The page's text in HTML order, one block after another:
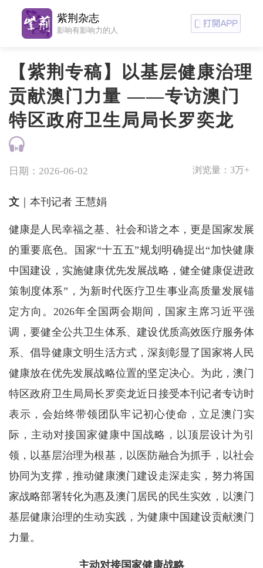
【紫荆专稿】以基层健康治理
贡献澳门力量 ——专访澳门
特区政府卫生局局长罗奕龙
日期：2026-06-02 浏览量： 3万+
文｜本刊记者 王慧娟
健康是人民幸福之基、社会和谐之本，更是国家发展
的重要底色。国家“十五五”规划明确提出“加快健康
中国建设，实施健康优先发展战略，健全健康促进政
策制度体系”，为新时代医疗卫生事业高质量发展锚
定方向。2026年全国两会期间，国家主席习近平强
调，要健全公共卫生体系、建设优质高效医疗服务体
系、倡导健康文明生活方式，深刻彰显了国家将人民
健康放在优先发展战略位置的坚定决心。为此，澳门
特区政府卫生局局长罗奕龙近日接受本刊记者专访时
表示，会始终带领团队牢记初心使命，立足澳门实
际，主动对接国家健康中国战略，以顶层设计为引
领，以基层治理为根基，以医防融合为抓手，以社会
协同为支撑，推动健康澳门建设走深走实，努力将国
家战略部署转化为惠及澳门居民的民生实效，以澳门
基层健康治理的生动实践，为健康中国建设贡献澳门
力量。
主动对接国家健康战略
紫荆杂志
影响有影响力的人